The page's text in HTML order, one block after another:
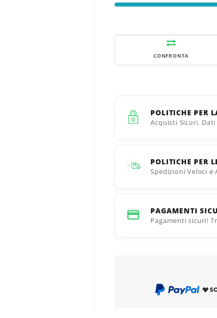
CONFRONTA
POLITICHE PER
Acquisti Sicuri.
POLITICHE PER
Spedizioni Veloci
PAGAMENTI
Pagamenti sicuri!